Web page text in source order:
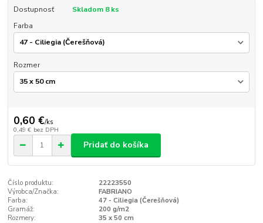
Dostupnosť
Skladom 8 ks
Farba
Rozmer
0,60 €/ks
0,49 € bez DPH
Pridať do košíka
Číslo produktu:
22223550
Výrobca/Značka:
FABRIANO
Farba:
47 - Ciliegia (Čerešňová)
Gramáž:
200 g/m2
Rozmery:
35 x 50 cm